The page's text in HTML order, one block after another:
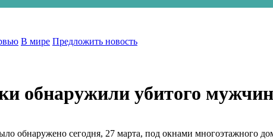
В мире Предложить новость
обнаружили убитого
обнаружено сегодня, 27 марта, под окнами многоэтажного